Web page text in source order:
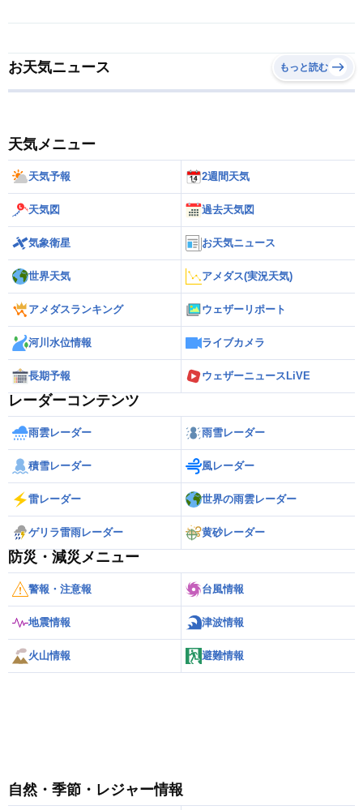
お天気ニュース もっと読む
天気メニュー
天気予報 2週間天気
天気図 過去天気図
気象衛星 お天気ニュース
世界天気 アメダス(実況天気)
アメダスランキング ウェザーリポート
河川水位情報 ライブカメラ
長期予報 ウェザーニュースLiVE
レーダーコンテンツ
雨雲レーダー 雨雪レーダー
積雪レーダー 風レーダー
雷レーダー 世界の雨雲レーダー
ゲリラ雷雨レーダー 黄砂レーダー
防災・減災メニュー
警報・注意報 台風情報
地震情報 津波情報
火山情報 避難情報
自然・季節・レジャー情報